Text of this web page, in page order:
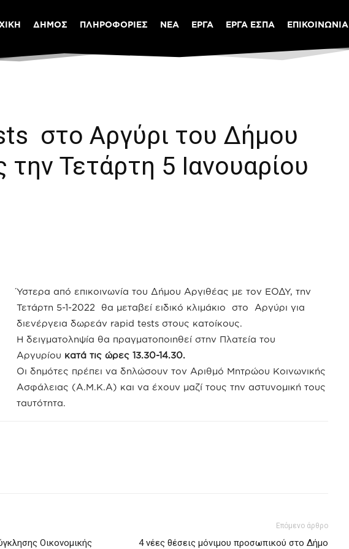
ΔΗΜΟΣ ΠΛΗΡΟΦΟΡΙΕΣ ΝΕΑ ΕΡΓΑ ΕΡΓΑ ΕΣΠΑ ΕΠΙΚΟΙΝΩΝΙΑ
στο Αργύρι του Δήμου
την Τετάρτη 5 Ιανουαρίου
Ύστερα από επικοινωνία του Δήμου Αργιθέας με τον ΕΟΔΥ, την
Τετάρτη 5-1-2022 θα μεταβεί ειδικό κλιμάκιο στο Αργύρι για
διενέργεια δωρεάν rapid tests στους κατοίκους.
Η δειγματοληψία θα πραγματοποιηθεί στην Πλατεία του
Αργυρίου κατά τις ώρες 13.30-14.30.
Οι δημότες πρέπει να δηλώσουν τον Αριθμό Μητρώου Κοινωνικής
Ασφάλειας (Α.Μ.Κ.Α) και να έχουν μαζί τους την αστυνομική τους
ταυτότητα.
Οικονομικής
Επόμενο άρθρο
4 νέες θέσεις μόνιμου προσωπικού στο Δήμο